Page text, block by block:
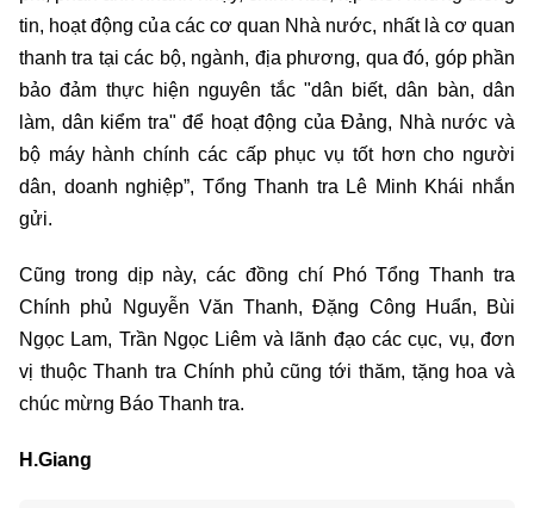
tin, hoạt động của các cơ quan Nhà nước, nhất là cơ quan
thanh tra tại các bộ, ngành, địa phương, qua đó, góp phần
bảo đảm thực hiện nguyên tắc "dân biết, dân bàn, dân
làm, dân kiểm tra" để hoạt động của Đảng, Nhà nước và
bộ máy hành chính các cấp phục vụ tốt hơn cho người
dân, doanh nghiệp”, Tổng Thanh tra Lê Minh Khái nhắn
gửi.
Cũng trong dịp này, các đồng chí Phó Tổng Thanh tra
Chính phủ Nguyễn Văn Thanh, Đặng Công Huẩn, Bùi
Ngọc Lam, Trần Ngọc Liêm và lãnh đạo các cục, vụ, đơn
vị thuộc Thanh tra Chính phủ cũng tới thăm, tặng hoa và
chúc mừng Báo Thanh tra.
H.Giang